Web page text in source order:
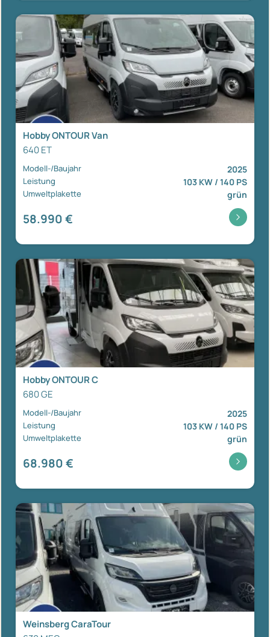
Hobby ONTOUR Van
640 ET
Modell-/Baujahr 2025
Leistung 103 KW / 140 PS
Umweltplakette grün
58.990 €
Hobby ONTOUR C
680 GE
Modell-/Baujahr 2025
Leistung 103 KW / 140 PS
Umweltplakette grün
68.980 €
Weinsberg CaraTour